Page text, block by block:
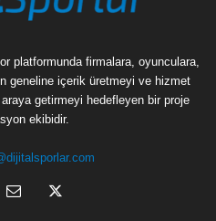
platformunda firmalara, oyunculara,
geneline içerik üretmeyi ve hizmet
getirmeyi hedefleyen bir proje
ekibidir.